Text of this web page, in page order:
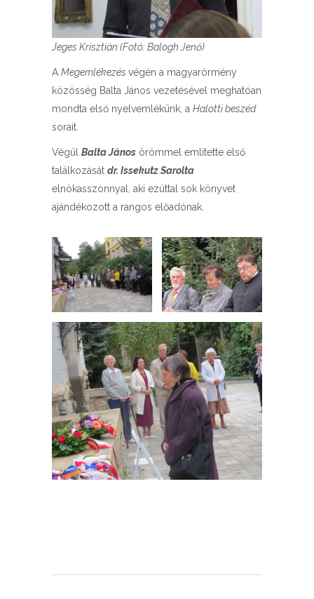
Jeges Krisztián (Fotó: Balogh Jenő)
A Megemlékezés végén a magyarörmény
közösség Balta János vezetésével meghatóan
mondta első nyelvemlékünk, a Halotti beszéd
sorait.
Végül Balta János örömmel említette első
találkozását dr. Issekutz Sarolta
elnökasszonnyal, aki ezúttal sok könyvet
ajándékozott a rangos előadónak.